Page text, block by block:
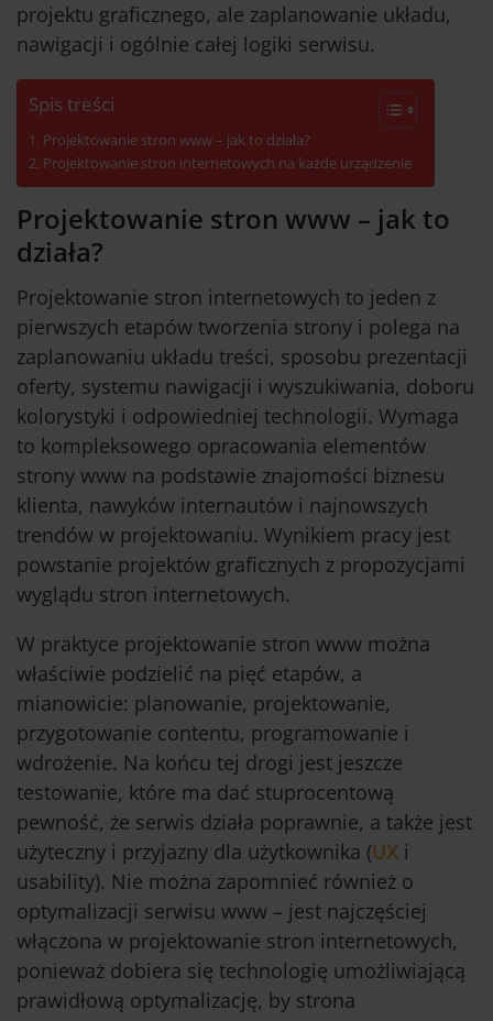
projektu graficznego, ale zaplanowanie układu,
nawigacji i ogólnie całej logiki serwisu.
Spis treści
Projektowanie stron www – jak to działa?
Projektowanie stron internetowych na każde urządzenie
Projektowanie stron www – jak to
działa?
Projektowanie stron internetowych to jeden z
pierwszych etapów tworzenia strony i polega na
zaplanowaniu układu treści, sposobu prezentacji
oferty, systemu nawigacji i wyszukiwania, doboru
kolorystyki i odpowiedniej technologii. Wymaga
to kompleksowego opracowania elementów
strony www na podstawie znajomości biznesu
klienta, nawyków internautów i najnowszych
trendów w projektowaniu. Wynikiem pracy jest
powstanie projektów graficznych z propozycjami
wyglądu stron internetowych.
W praktyce projektowanie stron www można
właściwie podzielić na pięć etapów, a
mianowicie: planowanie, projektowanie,
przygotowanie contentu, programowanie i
wdrożenie. Na końcu tej drogi jest jeszcze
testowanie, które ma dać stuprocentową
pewność, że serwis działa poprawnie, a także jest
użyteczny i przyjazny dla użytkownika (UX i
usability). Nie można zapomnieć również o
optymalizacji serwisu www – jest najczęściej
włączona w projektowanie stron internetowych,
ponieważ dobiera się technologię umożliwiającą
prawidłową optymalizację, by strona